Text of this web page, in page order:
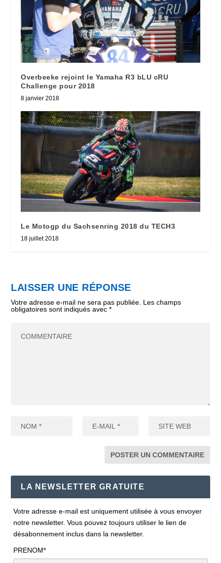
Overbeeke rejoint le Yamaha R3 bLU cRU
Challenge pour 2018
8 janvier 2018
Le Motogp du Sachsenring 2018 du TECH3
18 juillet 2018
LAISSER UNE RÉPONSE
Votre adresse e-mail ne sera pas publiée. Les champs
obligatoires sont indiqués avec*
LA NEWSLETTER GRATUITE
Votre adresse e-mail est uniquement utilisée à vous envoyer
notre newsletter. Vous pouvez toujours utiliser le lien de
désabonnement inclus dans la newsletter.
PRENOM*